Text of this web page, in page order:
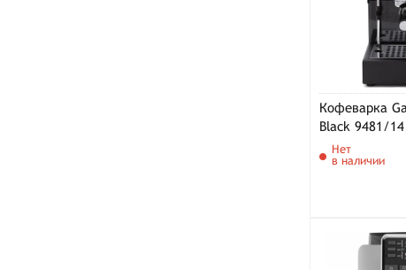
Кофеварка
Black 9481/14
Нет
в наличии